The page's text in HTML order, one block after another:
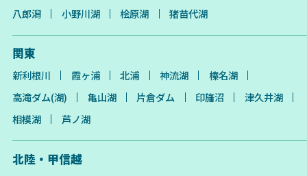
八郎潟 小野川湖 桧原湖 猪苗代湖
関東
新利根川 霞ヶ浦 北浦 神流湖
榛名湖
高滝ダム(湖)
亀山湖 片倉ダム 印旛沼
津久井湖
相模湖
芦ノ湖
北陸・甲信越